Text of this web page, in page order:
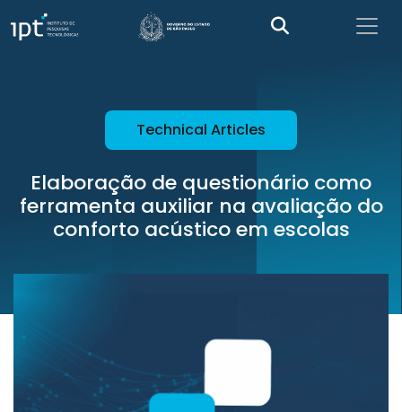
Technical Articles
Elaboração de questionário como
ferramenta auxiliar na avaliação do
conforto acústico em escolas